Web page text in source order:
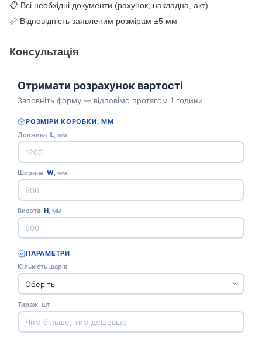
📋 Всі необхідні документи (рахунок, накладна, акт)
📏 Відповідність заявленим розмірам ±5 мм
Консультація
Отримати розрахунок вартості
Заповніть форму — відповімо протягом 1 години
РОЗМІРИ КОРОБКИ, ММ
Довжина L, мм
Ширина W, мм
Висота H, мм
ПАРАМЕТРИ
Кількість шарів
Тираж, шт